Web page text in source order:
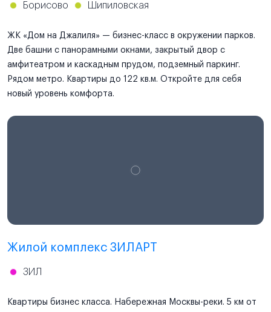
Борисово Шипиловская
ЖК «Дом на Джалиля» — бизнес-класс в окружении парков.
Две башни с панорамными окнами, закрытый двор с
амфитеатром и каскадным прудом, подземный паркинг.
Рядом метро. Квартиры до 122 кв.м. Откройте для себя
новый уровень комфорта.
Жилой комплекс ЗИЛАРТ
ЗИЛ
Квартиры бизнес класса. Набережная Москвы-реки. 5 км от